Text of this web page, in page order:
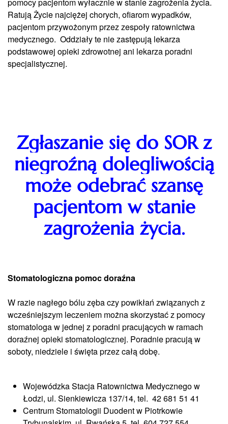
Ratują Życie najciężej chorych, ofiarom wypadków,
pacjentom przywożonym przez zespoły ratownictwa
medycznego. Oddziały te nie zastępują lekarza
podstawowej opieki zdrowotnej ani lekarza poradni
specjalistycznej.
Zgłaszanie się do SOR z
niegroźną dolegliwością
może odebrać szansę
pacjentom w stanie
zagrożenia życia.
Stomatologiczna pomoc doraźna
W razie nagłego bólu zęba czy powikłań związanych z
wcześniejszym leczeniem można skorzystać z pomocy
stomatologa w jednej z poradni pracujących w ramach
doraźnej opieki stomatologicznej. Poradnie pracują w
soboty, niedziele i święta przez całą dobę.
Wojewódzka Stacja Ratownictwa Medycznego w
Łodzi, ul. Sienkiewicza 137/14, tel. 42 681 51 41
Centrum Stomatologii Duodent w Piotrkowie